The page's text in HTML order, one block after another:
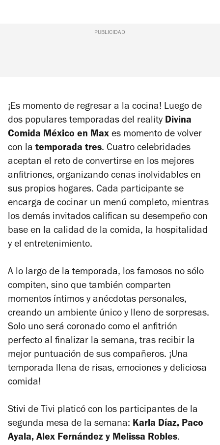
PUBLICIDAD
¡Es momento de regresar a la cocina! Luego de
dos populares temporadas del reality Divina
Comida México en Max es momento de volver
con la temporada tres. Cuatro celebridades
aceptan el reto de convertirse en los mejores
anfitriones, organizando cenas inolvidables en
sus propios hogares. Cada participante se
encarga de cocinar un menú completo, mientras
los demás invitados califican su desempeño con
base en la calidad de la comida, la hospitalidad
y el entretenimiento.
A lo largo de la temporada, los famosos no sólo
compiten, sino que también comparten
momentos íntimos y anécdotas personales,
creando un ambiente único y lleno de sorpresas.
Solo uno será coronado como el anfitrión
perfecto al finalizar la semana, tras recibir la
mejor puntuación de sus compañeros. ¡Una
temporada llena de risas, emociones y deliciosa
comida!
Stivi de Tivi platicó con los participantes de la
segunda mesa de la semana: Karla Díaz, Paco
Ayala, Alex Fernández y Melissa Robles.